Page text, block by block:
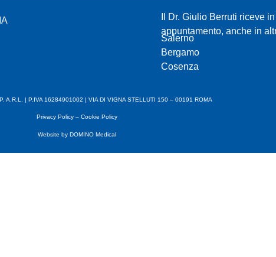
Il Dr. Giulio Berruti riceve
appuntamento, anche in
Salerno
Bergamo
Cosenza
A.R.L. | P.IVA 16284901002 | VIA DI VIGNA STELLUTI 150 – 00191 ROMA
Privacy Policy –Cookie Policy
Website byDOMINO Medical